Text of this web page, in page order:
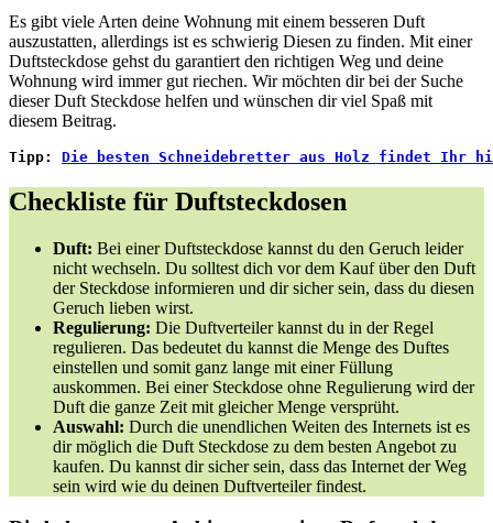
Es gibt viele Arten deine Wohnung mit einem besseren Duft
auszustatten, allerdings ist es schwierig Diesen zu finden. Mit einer
Duftsteckdose gehst du garantiert den richtigen Weg und deine
Wohnung wird immer gut riechen. Wir möchten dir bei der Suche
dieser Duft Steckdose helfen und wünschen dir viel Spaß mit
diesem Beitrag.
Tipp: Die besten Schneidebretter aus Holz findet Ihr
Checkliste für Duftsteckdosen
Duft: Bei einer Duftsteckdose kannst du den Geruch leider
nicht wechseln. Du solltest dich vor dem Kauf über den Duft
der Steckdose informieren und dir sicher sein, dass du diesen
Geruch lieben wirst.
Regulierung: Die Duftverteiler kannst du in der Regel
regulieren. Das bedeutet du kannst die Menge des Duftes
einstellen und somit ganz lange mit einer Füllung
auskommen. Bei einer Steckdose ohne Regulierung wird der
Duft die ganze Zeit mit gleicher Menge versprüht.
Auswahl: Durch die unendlichen Weiten des Internets ist es
dir möglich die Duft Steckdose zu dem besten Angebot zu
kaufen. Du kannst dir sicher sein, dass das Internet der Weg
sein wird wie du deinen Duftverteiler findest.